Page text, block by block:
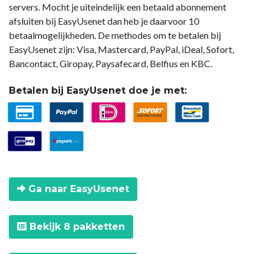
servers. Mocht je uiteindelijk een betaald abonnement
afsluiten bij EasyUsenet dan heb je daarvoor 10
betaalmogelijkheden. De methodes om te betalen bij
EasyUsenet zijn: Visa, Mastercard, PayPal, iDeal, Sofort,
Bancontact, Giropay, Paysafecard, Belfius en KBC.
Betalen bij EasyUsenet doe je met:
Ga naar EasyUsenet
Bekijk 8 pakketten